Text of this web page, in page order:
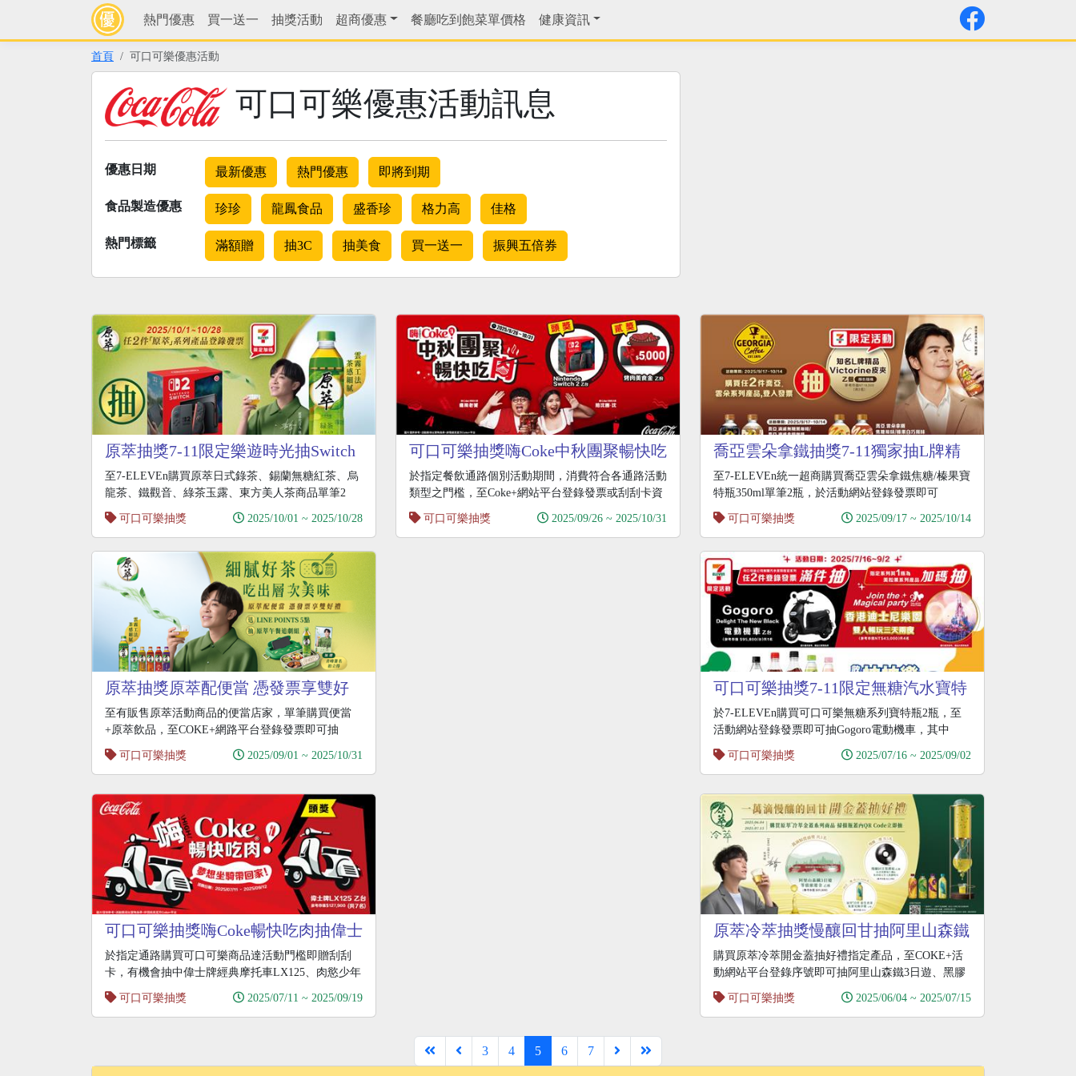
熱門優惠 買一送一 抽獎活動 超商優惠 餐廳吃到飽菜單價格 健康資訊
首頁 可口可樂優惠活動
可口可樂優惠活動訊息
優惠日期 最新優惠 熱門優惠 即將到期
食品製造優惠 珍珍 龍鳳食品 盛香珍 格力高 佳格
熱門標籤 滿額贈 抽3C 抽美食 買一送一 振興五倍券
原萃抽獎7-11限定樂遊時光抽Switch
2
至7-ELEVEn購買原萃日式錄茶、錫蘭無糖紅茶、烏
龍茶、鐵觀音、綠茶玉露、東方美人茶商品單筆2
瓶，
可口可樂抽獎 2025/10/01 ~ 2025/10/28
可口可樂抽獎嗨Coke中秋團聚暢快吃
肉抽Switch2
於指定餐飲通路個別活動期間，消費符合各通路活動
類型之門檻，至Coke+網站平台登錄發票或刮刮卡資
訊，
可口可樂抽獎 2025/09/26 ~ 2025/10/31
喬亞雲朵拿鐵抽獎7-11獨家抽L牌精
品皮夾
至7-ELEVEn統一超商購買喬亞雲朵拿鐵焦糖/榛果寶
特瓶350ml單筆2瓶，於活動網站登錄發票即可
可口可樂抽獎
2025/09/17 ~ 2025/10/14
原萃抽獎原萃配便當 憑發票享雙好
禮抽
至有販售原萃活動商品的便當店家，單筆購買便當
+原萃飲品，至COKE+網路平台登錄發票即可抽
STUDI
可口可樂抽獎 2025/09/01 ~ 2025/10/31
可口可樂抽獎7-11限定無糖汽水寶特
瓶抽Gogoro
於7-ELEVEn購買可口可樂無糖系列寶特瓶2瓶，至
活動網站登錄發票即可抽Gogoro電動機車，其中
可口可樂抽獎
2025/07/16 ~ 2025/09/02
可口可樂抽獎嗨Coke暢快吃肉抽偉士
牌夢想坐騎機車
於指定通路購買可口可樂商品達活動門檻即贈刮刮
卡，有機會抽中偉士牌經典摩托車LX125、肉慾少年
20人
可口可樂抽獎 2025/07/11 ~ 2025/09/19
原萃冷萃抽獎慢釀回甘抽阿里山森鐵
3日遊
購買原萃冷萃開金蓋抽好禮指定產品，至COKE+活
動網站平台登錄序號即可抽阿里山森鐵3日遊、黑膠
唱片機
可口可樂抽獎 2025/06/04 ~ 2025/07/15
3 4 5 6 7